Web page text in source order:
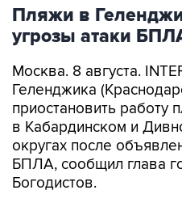
Пляжи в
угрозы атаки
Москва. 8 августа.
Геленджика
приостановить работу
в Кабардинском и
округах после
БПЛА, сообщил глава
Богодистов.